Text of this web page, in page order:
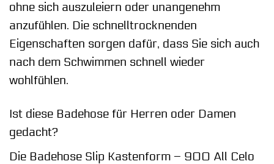
ohne sich auszuleiern oder unangenehm
anzufühlen. Die schnelltrocknenden
Eigenschaften sorgen dafür, dass Sie sich auch
nach dem Schwimmen schnell wieder
wohlfühlen.
Ist diese Badehose für Herren oder Damen
gedacht?
Die Badehose Slip Kastenform – 900 All Celo